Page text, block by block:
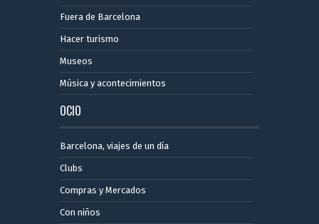
Fuera de Barcelona
Hacer turismo
Museos
Música y acontecimientos
OCIO
Barcelona, ​​viajes de un día
Clubs
Compras y Mercados
Con niños